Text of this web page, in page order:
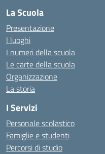
La Scuola
Presentazione
I luoghi
I numeri della scuola
Le carte della scuola
Organizzazione
La storia
I Servizi
Personale scolastico
Famiglie e studenti
Percorsi di studio